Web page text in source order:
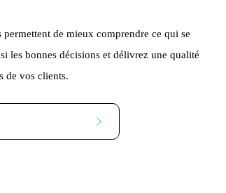
permettent de mieux comprendre ce qui se
les bonnes décisions et délivrez une qualité
de vos clients.